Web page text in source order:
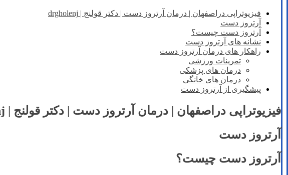
فیزیوتراپی دراصفهان | درمان آرتروز دست | دکتر قولنج | drgholenj
آرتروز دست
آرتروز دست چیست؟
نشانه های آرتروز دست
راهکار های درمان آرتروز دست
تمرینات ورزشی
درمان های پزشکی
درمان های خانگی
پیشگیری از آرتروز دست
فیزیوتراپی دراصفهان | درمان آرتروز دست | دکتر قولنج | drgholenj
آرتروز دست
آرتروز دست چیست؟